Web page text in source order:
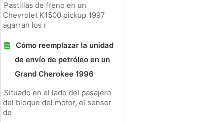
Pastillas de freno en un
Chevrolet K1500 pickup 1997
agarran los r
Cómo reemplazar la unidad
de envío de petróleo en un
Grand Cherokee 1996
Situado en el lado del pasajero
del bloque del motor, el sensor
de